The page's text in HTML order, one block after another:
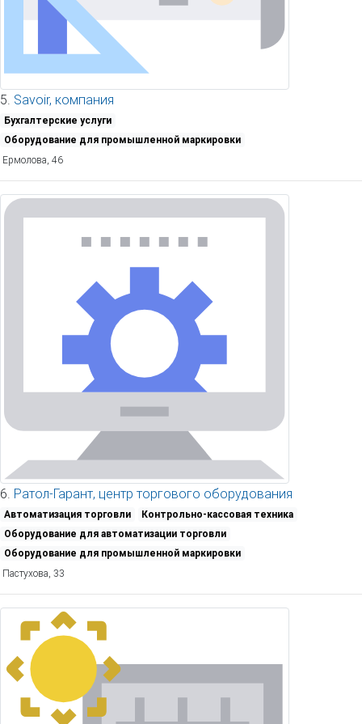
5. Savoir, компания
Бухгалтерские услуги
Оборудование для промышленной маркировки
Ермолова, 46
6. Ратол-Гарант, центр торгового оборудования
Автоматизация торговли
Контрольно-кассовая техника
Оборудование для автоматизации торговли
Оборудование для промышленной маркировки
Пастухова, 33